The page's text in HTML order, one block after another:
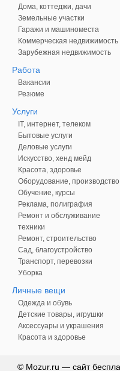
Дома, коттеджи, дачи
Земельные участки
Гаражи и машиноместа
Коммерческая недвижимость
Зарубежная недвижимость
Работа
Вакансии
Резюме
Услуги
IT, интернет, телеком
Бытовые услуги
Деловые услуги
Искусство, хенд мейд
Красота, здоровье
Оборудование, производство
Обучение, курсы
Реклама, полиграфия
Ремонт и обслуживание
техники
Ремонт, строительство
Сад, благоустройство
Транспорт, перевозки
Уборка
Личные вещи
Одежда и обувь
Детские товары, игрушки
Аксессуары и украшения
Красота и здоровье
© Mozur.ru — сайт